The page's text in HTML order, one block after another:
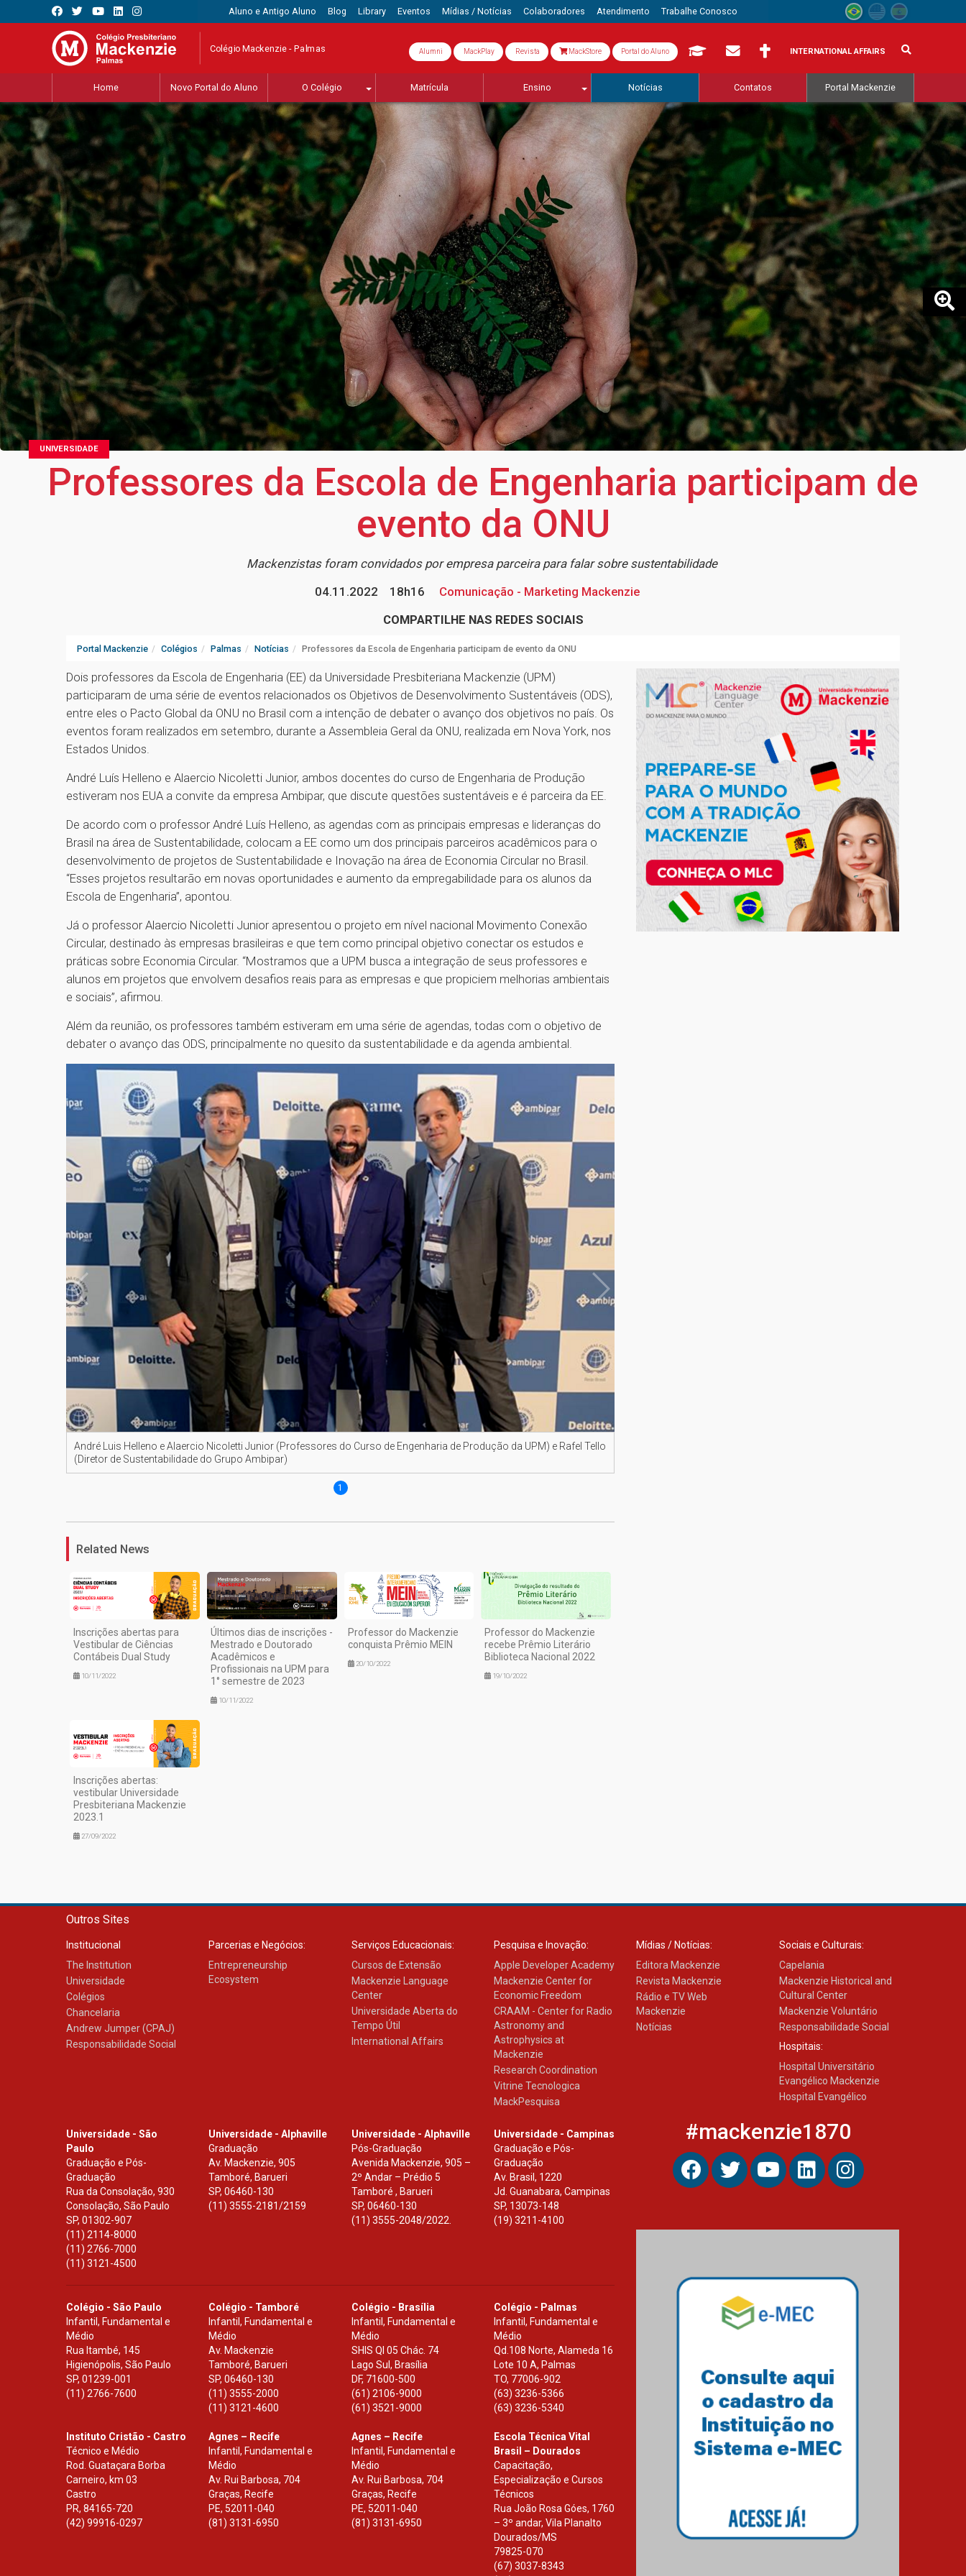
Aluno e Antigo Aluno Blog Library Eventos Mídias / Notícias Colaboradores Atendimento Trabalhe Conosco
Colégio Mackenzie - Palmas Alumni MackPlay Revista MackStore Portal do Aluno INTERNATIONAL AFFAIRS
Home Novo Portal do Aluno O Colégio Matrícula Ensino Notícias Contatos Portal Mackenzie
UNIVERSIDADE
Professores da Escola de Engenharia participam de
evento da ONU
Mackenzistas foram convidados por empresa parceira para falar sobre sustentabilidade
04.11.2022
18h16
Comunicação - Marketing Mackenzie
COMPARTILHE NAS REDES SOCIAIS
Portal Mackenzie Colégios Palmas Notícias Professores da Escola de Engenharia participam de evento da ONU
Dois professores da Escola de Engenharia (EE) da Universidade Presbiteriana Mackenzie (UPM)
participaram de uma série de eventos relacionados os Objetivos de Desenvolvimento Sustentáveis (ODS),
entre eles o Pacto Global da ONU no Brasil com a intenção de debater o avanço dos objetivos no país. Os
eventos foram realizados em setembro, durante a Assembleia Geral da ONU, realizada em Nova York, nos
Estados Unidos.
André Luís Helleno e Alaercio Nicoletti Junior, ambos docentes do curso de Engenharia de Produção
estiveram nos EUA a convite da empresa Ambipar, que discute questões sustentáveis e é parceira da EE.
De acordo com o professor André Luís Helleno, as agendas com as principais empresas e lideranças do
Brasil na área de Sustentabilidade, colocam a EE como um dos principais parceiros acadêmicos para o
desenvolvimento de projetos de Sustentabilidade e Inovação na área de Economia Circular no Brasil.
“Esses projetos resultarão em novas oportunidades e aumento da empregabilidade para os alunos da
Escola de Engenharia”, apontou.
Já o professor Alaercio Nicoletti Junior apresentou o projeto em nível nacional Movimento Conexão
Circular, destinado às empresas brasileiras e que tem como principal objetivo conectar os estudos e
práticas sobre Economia Circular. “Mostramos que a UPM busca a integração de seus professores e
alunos em projetos que envolvem desafios reais para as empresas e que propiciem melhorias ambientais
e sociais”, afirmou.
Além da reunião, os professores também estiveram em uma série de agendas, todas com o objetivo de
debater o avanço das ODS, principalmente no quesito da sustentabilidade e da agenda ambiental.
André Luis Helleno e Alaercio Nicoletti Junior (Professores do Curso de Engenharia de Produção da UPM) e Rafel Tello
(Diretor de Sustentabilidade do Grupo Ambipar)
1
Related News
Inscrições abertas para
Vestibular de Ciências
Contábeis Dual Study
10/11/2022
Últimos dias de inscrições -
Mestrado e Doutorado
Acadêmicos e
Profissionais na UPM para
1° semestre de 2023
10/11/2022
Professor do Mackenzie
conquista Prêmio MEIN
20/10/2022
Professor do Mackenzie
recebe Prêmio Literário
Biblioteca Nacional 2022
19/10/2022
Inscrições abertas:
vestibular Universidade
Presbiteriana Mackenzie
2023.1
27/09/2022
Outros Sites
Institucional
The Institution
Universidade
Colégios
Chancelaria
Andrew Jumper (CPAJ)
Responsabilidade Social
Parcerias e Negócios:
Entrepreneurship
Ecosystem
Serviços Educacionais:
Cursos de Extensão
Mackenzie Language
Center
Universidade Aberta do
Tempo Útil
International Affairs
Pesquisa e Inovação:
Apple Developer Academy
Mackenzie Center for
Economic Freedom
CRAAM - Center for Radio
Astronomy and
Astrophysics at
Mackenzie
Research Coordination
Vitrine Tecnologica
MackPesquisa
Mídias / Notícias:
Editora Mackenzie
Revista Mackenzie
Rádio e TV Web
Mackenzie
Notícias
Sociais e Culturais:
Capelania
Mackenzie Historical and
Cultural Center
Mackenzie Voluntário
Responsabilidade Social
Hospitais:
Hospital Universitário
Evangélico Mackenzie
Hospital Evangélico
Universidade - São
Paulo
Graduação e Pós-
Graduação
Rua da Consolação, 930
Consolação, São Paulo
SP, 01302-907
(11) 2114-8000
(11) 2766-7000
(11) 3121-4500
Universidade - Alphaville
Graduação
Av. Mackenzie, 905
Tamboré, Barueri
SP,06460-130
(11) 3555-2181/2159
Universidade - Alphaville
Pós-Graduação
Avenida Mackenzie, 905 –
2º Andar – Prédio 5
Tamboré , Barueri
SP, 06460-130
(11) 3555-2048/2022.
Universidade - Campinas
Graduação e Pós-
Graduação
Av. Brasil, 1220
Jd. Guanabara, Campinas
SP, 13073-148
(19) 3211-4100
Colégio - São Paulo
Infantil, Fundamental e
Médio
Rua Itambé, 145
Higienópolis, São Paulo
SP, 01239-001
(11) 2766-7600
Colégio - Tamboré
Infantil, Fundamental e
Médio
Av. Mackenzie
Tamboré, Barueri
SP,06460-130
(11) 3555-2000
(11) 3121-4600
Colégio - Brasília
Infantil, Fundamental e
Médio
SHIS Ql 05 Chác. 74
Lago Sul, Brasília
DF, 71600-500
(61) 2106-9000
(61) 3521-9000
Colégio - Palmas
Infantil, Fundamental e
Médio
Qd.108 Norte, Alameda 16
Lote 10 A, Palmas
TO, 77006-902
(63) 3236-5366
(63) 3236-5340
Instituto Cristão - Castro
Técnico e Médio
Rod. Guataçara Borba
Carneiro, km 03
Castro
PR, 84165-720
(42) 99916-0297
Agnes – Recife
Infantil, Fundamental e
Médio
Av. Rui Barbosa, 704
Graças, Recife
PE, 52011-040
(81) 3131-6950
Agnes – Recife
Infantil, Fundamental e
Médio
Av. Rui Barbosa, 704
Graças, Recife
PE, 52011-040
(81) 3131-6950
Escola Técnica Vital
Brasil – Dourados
Capacitação,
Especialização e Cursos
Técnicos
Rua João Rosa Góes, 1760
– 3º andar, Vila Planalto
Dourados/MS
79825-070
(67) 3037-8343
#mackenzie1870